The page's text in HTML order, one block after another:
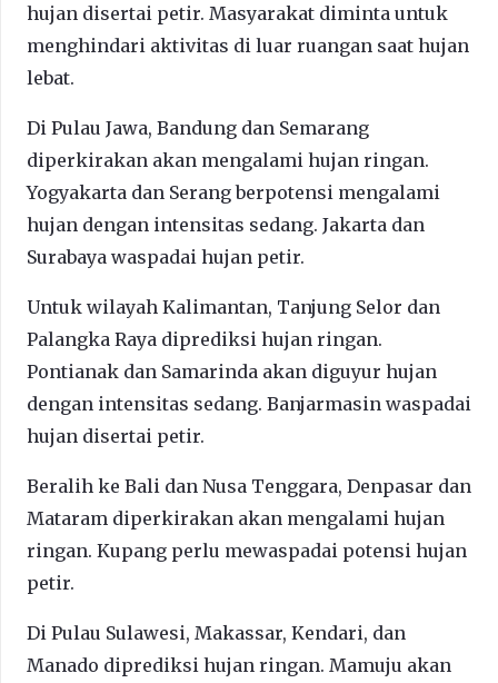
hujan disertai petir. Masyarakat diminta untuk
menghindari aktivitas di luar ruangan saat hujan
lebat.
Di Pulau Jawa, Bandung dan Semarang
diperkirakan akan mengalami hujan ringan.
Yogyakarta dan Serang berpotensi mengalami
hujan dengan intensitas sedang. Jakarta dan
Surabaya waspadai hujan petir.
Untuk wilayah Kalimantan, Tanjung Selor dan
Palangka Raya diprediksi hujan ringan.
Pontianak dan Samarinda akan diguyur hujan
dengan intensitas sedang. Banjarmasin waspadai
hujan disertai petir.
Beralih ke Bali dan Nusa Tenggara, Denpasar dan
Mataram diperkirakan akan mengalami hujan
ringan. Kupang perlu mewaspadai potensi hujan
petir.
Di Pulau Sulawesi, Makassar, Kendari, dan
Manado diprediksi hujan ringan. Mamuju akan